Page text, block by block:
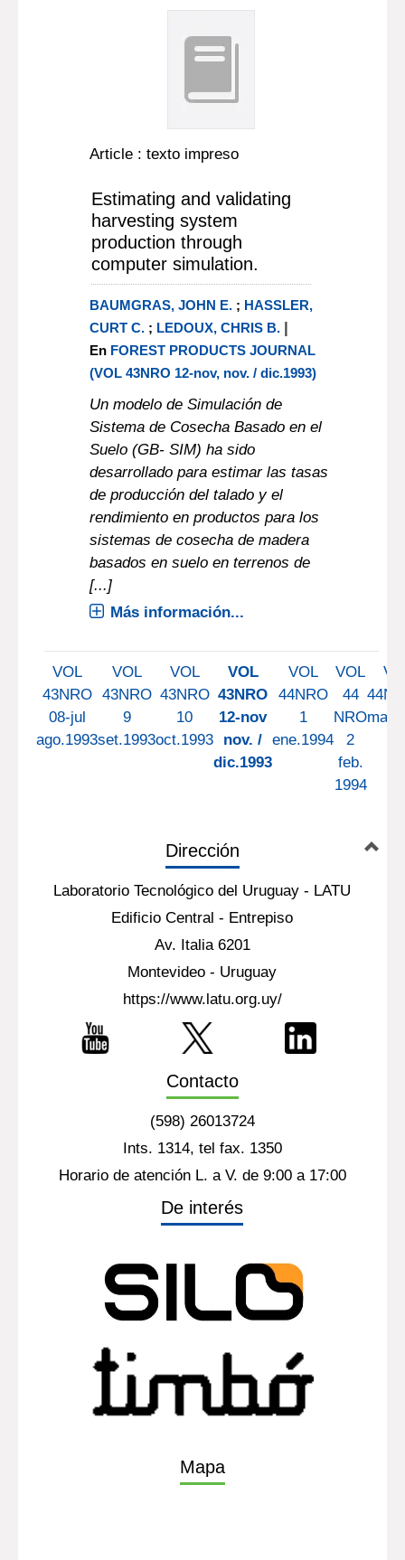
Article : texto impreso
Estimating and validating
harvesting system
production through
computer simulation.
BAUMGRAS, JOHN E.; HASSLER,
CURT C.; LEDOUX, CHRIS B. |
En FOREST PRODUCTS JOURNAL
(VOL 43NRO 12-nov, nov. / dic.1993)
Un modelo de Simulación de
Sistema de Cosecha Basado en el
Suelo (GB- SIM) ha sido
desarrollado para estimar las tasas
de producción del talado y el
rendimiento en productos para los
sistemas de cosecha de madera
basados en suelo en terrenos de
[...]
Más información...
VOL
43NRO
08-jul
ago.1993
VOL
43NRO
9
set.1993
VOL
43NRO
10
oct.1993
VOL
43NRO
12-nov
nov. /
dic.1993
VOL
44NRO
1
ene.1994
VOL
44
NRO
2
feb.
1994
Dirección
Laboratorio Tecnológico del Uruguay - LATU
Edificio Central - Entrepiso
Av. Italia 6201
Montevideo - Uruguay
https://www.latu.org.uy/
Contacto
(598) 26013724
Ints. 1314, tel fax. 1350
Horario de atención L. a V. de 9:00 a 17:00
De interés
Mapa